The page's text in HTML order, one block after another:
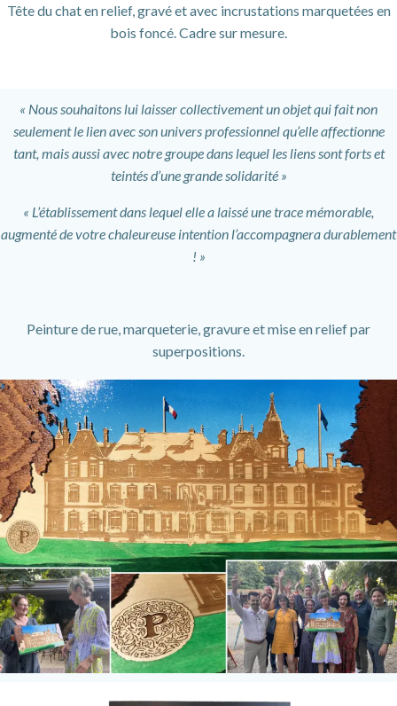
Tête du chat en relief, gravé et avec incrustations marquetées en
bois foncé. Cadre sur mesure.
« Nous souhaitons lui laisser collectivement un objet qui fait non
seulement le lien avec son univers professionnel qu’elle affectionne
tant, mais aussi avec notre groupe dans lequel les liens sont forts et
teintés d’une grande solidarité »
« L’établissement dans lequel elle a laissé une trace mémorable,
augmenté de votre chaleureuse intention l’accompagnera durablement
! »
Peinture de rue, marqueterie, gravure et mise en relief par
superpositions.